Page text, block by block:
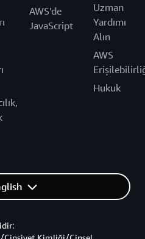
AWS'de
JavaScript
Uzman
Yardımı
Alın
AWS
Hukuk